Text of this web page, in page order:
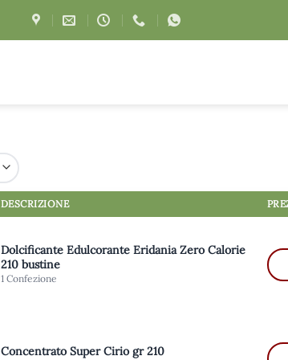
DESCRIZIONE
Dolcificante Edulcorante Eridania Zero Calorie
210 bustine
1 Confezione
Concentrato Super Cirio gr 210